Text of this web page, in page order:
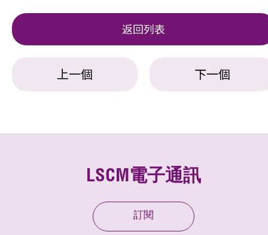
返回列表
上一個 下一個
LSCM電子通訊
訂閱